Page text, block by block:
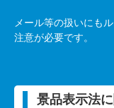
メール等の扱いにも
注意が必要です。
景品表示法